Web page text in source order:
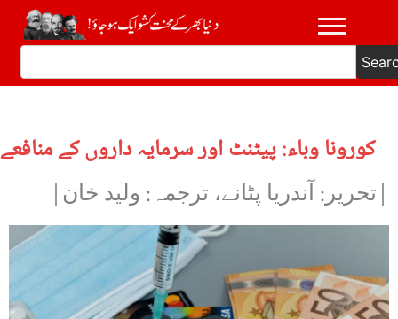
کورونا وباء: پیٹنٹ اور سرمایہ داروں کے منافعے
|تحریر: آندریا پٹانے، ترجمہ: ولید خان|